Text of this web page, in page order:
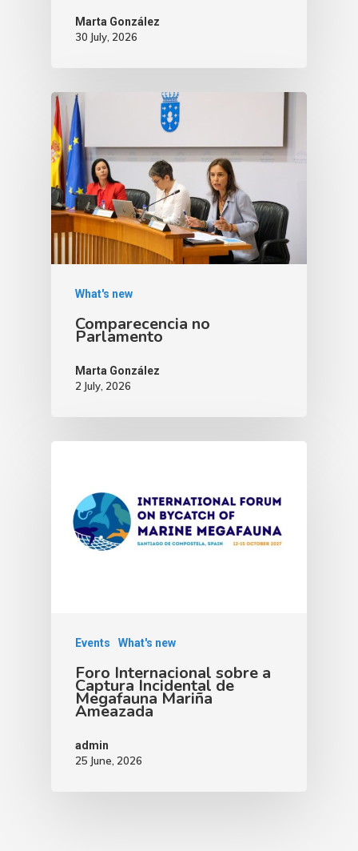
Marta González
30 July, 2026
What's new
Comparecencia no
Parlamento
Marta González
2 July, 2026
Events What's new
Foro Internacional sobre a
Captura Incidental de
Megafauna Mariña
Ameazada
admin
25 June, 2026